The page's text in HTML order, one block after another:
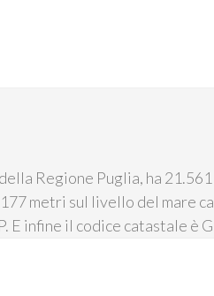
Regione Puglia, ha
metri sul livello del mare
E infine il codice catastale è